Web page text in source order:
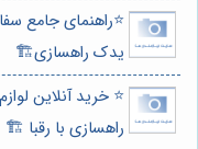
⭐️راهنمای جامع
یدک راهسازی🏗️
⭐️ خرید آنلاین
راهسازی با رقبا 🏗️